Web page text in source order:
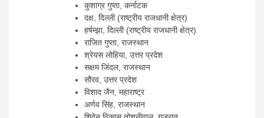
कुशाग्र गुप्ता, कर्नाटक
दक्ष, दिल्ली (राष्ट्रीय राजधानी क्षेत्र)
हर्षम्झा, दिल्ली (राष्ट्रीय राजधानी क्षेत्र)
राजित गुप्ता, राजस्थान
श्रेयस लोहिया, उत्तर प्रदेश
सक्षम जिंदल, राजस्थान
सौरव, उत्तर प्रदेश
विशाद जैन, महाराष्ट्र
अर्णव सिंह, राजस्थान